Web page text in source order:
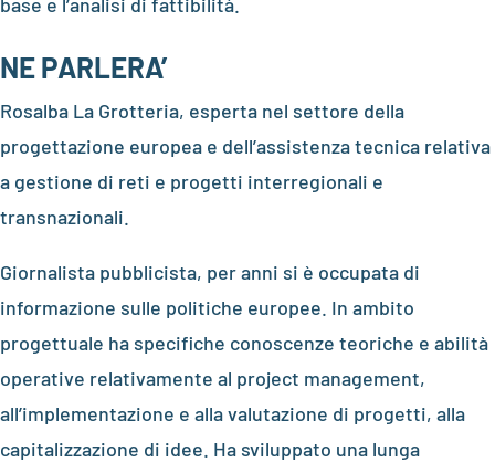
NE PARLERA’
Rosalba La Grotteria, esperta nel settore della
progettazione europea e dell’assistenza tecnica relativa
a gestione di reti e progetti interregionali e
transnazionali.
Giornalista pubblicista, per anni si è occupata di
informazione sulle politiche europee. In ambito
progettuale ha specifiche conoscenze teoriche e abilità
operative relativamente al project management,
all’implementazione e alla valutazione di progetti, alla
capitalizzazione di idee. Ha sviluppato una lunga